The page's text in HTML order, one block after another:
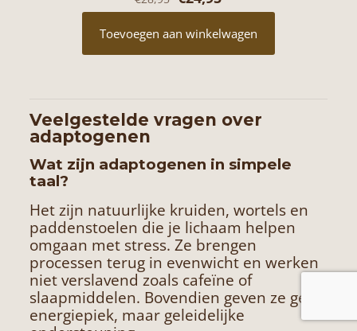
prijs
was:
€28,95.
prijs
€24,95.
Toevoegen aan winkelwagen
Veelgestelde vragen over
adaptogenen
Wat zijn adaptogenen in simpele
taal?
Het zijn natuurlijke kruiden, wortels en
paddenstoelen die je lichaam helpen
omgaan met stress. Ze brengen
processen terug in evenwicht en werken
niet verslavend zoals cafeïne of
slaapmiddelen. Bovendien geven ze geen
energiepiek, maar geleidelijke